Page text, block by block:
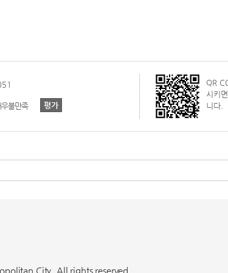
우불만족
QR
시키
니다.
City. All rights reserved.